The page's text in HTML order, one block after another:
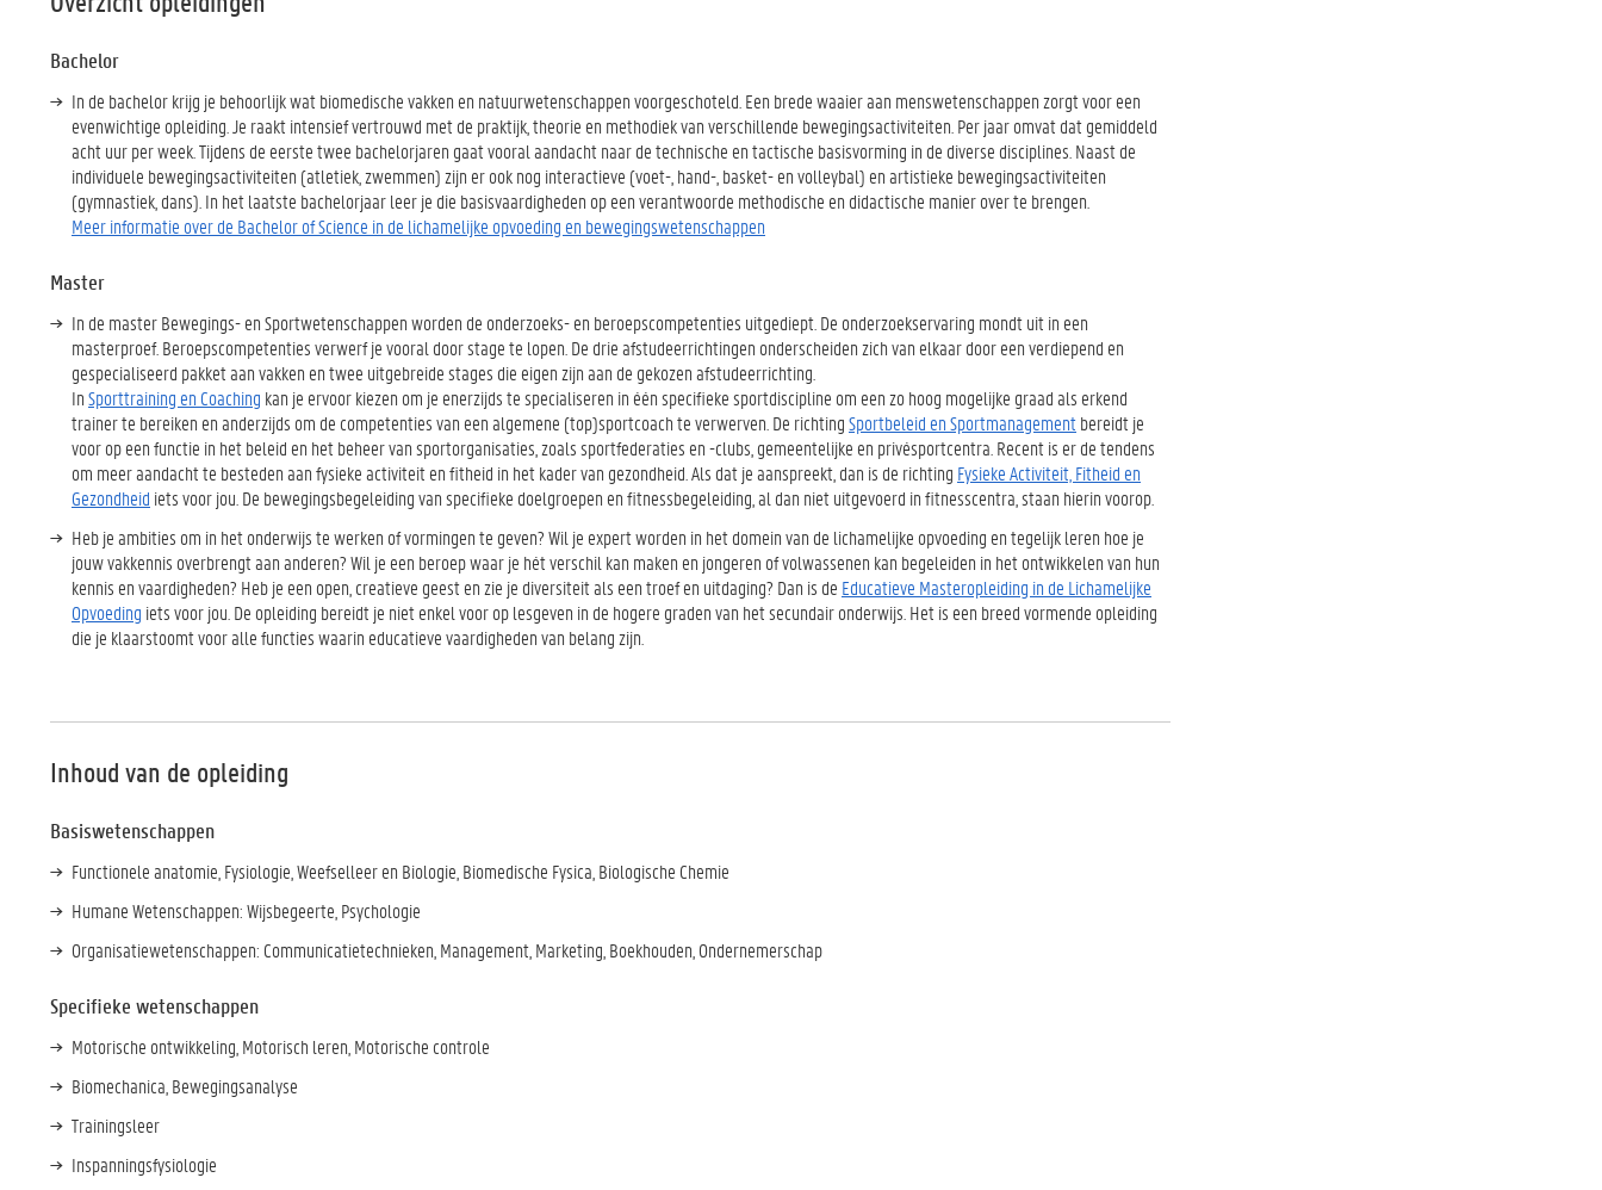
Bachelor
In de bachelor krijg je behoorlijk wat biomedische vakken en natuurwetenschappen voorgeschoteld. Een brede waaier aan menswetenschappen zorgt voor een
evenwichtige opleiding. Je raakt intensief vertrouwd met de praktijk, theorie en methodiek van verschillende bewegingsactiviteiten. Per jaar omvat dat gemiddeld
acht uur per week. Tijdens de eerste twee bachelorjaren gaat vooral aandacht naar de technische en tactische basisvorming in de diverse disciplines. Naast de
individuele bewegingsactiviteiten (atletiek, zwemmen) zijn er ook nog interactieve (voet-, hand-, basket- en volleybal) en artistieke bewegingsactiviteiten
(gymnastiek, dans). In het laatste bachelorjaar leer je die basisvaardigheden op een verantwoorde methodische en didactische manier over te brengen.
Meer informatie over de Bachelor of Science in de lichamelijke opvoeding en bewegingswetenschappen
Master
In de master Bewegings- en Sportwetenschappen worden de onderzoeks- en beroepscompetenties uitgediept. De onderzoekservaring mondt uit in een
masterproef. Beroepscompetenties verwerf je vooral door stage te lopen. De drie afstudeerrichtingen onderscheiden zich van elkaar door een verdiepend en
gespecialiseerd pakket aan vakken en twee uitgebreide stages die eigen zijn aan de gekozen afstudeerrichting.
InSporttraining en Coaching kan je ervoor kiezen om je enerzijds te specialiseren in één specifieke sportdiscipline om een zo hoog mogelijke graad als erkend
trainer te bereiken en anderzijds om de competenties van een algemene (top)sportcoach te verwerven. De richtingSportbeleid en Sportmanagementbereidt je
voor op een functie in het beleid en het beheer van sportorganisaties, zoals sportfederaties en -clubs, gemeentelijke en privésportcentra. Recent is er de tendens
om meer aandacht te besteden aan fysieke activiteit en fitheid in het kader van gezondheid. Als dat je aanspreekt, dan is de richting Fysieke Activiteit, Fitheid en
Gezondheid iets voor jou. De bewegingsbegeleiding van specifieke doelgroepen en fitnessbegeleiding, al dan niet uitgevoerd in fitnesscentra, staan hierin voorop.
Heb je ambities om in het onderwijs te werken of vormingen te geven? Wil je expert worden in het domein van de lichamelijke opvoeding en tegelijk leren hoe je
jouw vakkennis overbrengt aan anderen? Wil je een beroep waar je hét verschil kan maken en jongeren of volwassenen kan begeleiden in het ontwikkelen van hun
kennis en vaardigheden? Heb je een open, creatieve geest en zie je diversiteit als een troef en uitdaging? Dan is de Educatieve Masteropleiding in de Lichamelijke
Opvoeding iets voor jou. De opleiding bereidt je niet enkel voor op lesgeven in de hogere graden van het secundair onderwijs. Het is een breed vormende opleiding
die je klaarstoomt voor alle functies waarin educatieve vaardigheden van belang zijn.
Inhoud van de opleiding
Basiswetenschappen
Functionele anatomie, Fysiologie, Weefselleer en Biologie, Biomedische Fysica, Biologische Chemie
Humane Wetenschappen: Wijsbegeerte, Psychologie
Organisatiewetenschappen: Communicatietechnieken, Management, Marketing, Boekhouden, Ondernemerschap
Specifieke wetenschappen
Motorische ontwikkeling, Motorisch leren, Motorische controle
Biomechanica, Bewegingsanalyse
Trainingsleer
Inspanningsfysiologie